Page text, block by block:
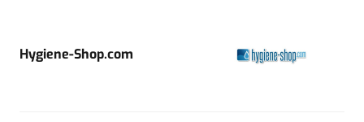
Hygiene-Shop.com